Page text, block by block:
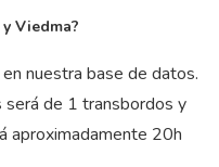
Viedma?
nuestra base de datos.
será de 1 transbordos y
aproximadamente 20h